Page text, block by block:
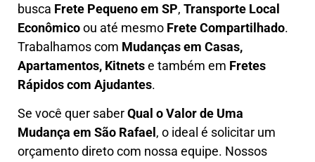
busca Frete Pequeno em SP, Transporte Local
Econômicoou até mesmo Frete Compartilhado.
Trabalhamos com Mudanças em Casas,
Apartamentos, Kitnetse também em Fretes
Rápidos com Ajudantes.
Se você quer saberQual o Valor de Uma
Mudança em São Rafael , o ideal é solicitar um
orçamento direto com nossa equipe. Nossos